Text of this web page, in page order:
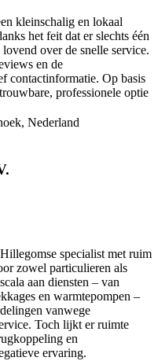
kleinschalig en lokaal
het feit dat er slechts één
over de snelle service.
en de
contactinformatie. Op basis
professionele optie
Nederland
specialist met ruim
zowel particulieren als
aan diensten – van
en warmtepompen –
vanwege
Toch lijkt er ruimte
en
ervaring.